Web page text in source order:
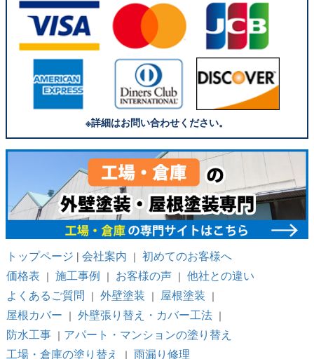
※詳細はお問い合わせください。
トップページ | 会社案内 ｜ 初めてのお客様へ
価格表 ｜ 施工事例 ｜ お客様の声｜ 他社との違い
よくあるご質問 ｜ 外壁塗装 ｜ 屋根塗装 ｜
屋根カバー ｜ 外壁張り替え・カバー工法｜
防水工事｜ アパート・マンションの塗り替え
工場・倉庫の塗り替え
｜ 雨漏り修理